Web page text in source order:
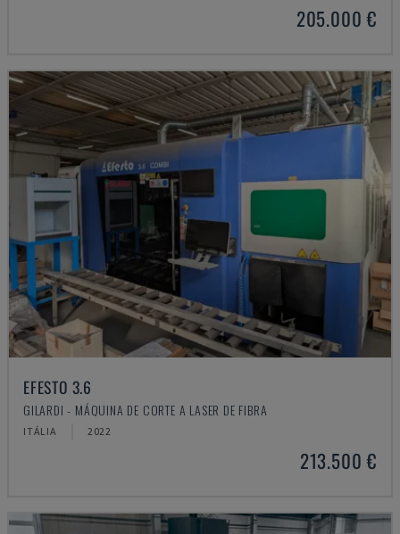
205.000 €
EFESTO 3.6
GILARDI - MÁQUINA DE CORTE A LASER DE FIBRA
ITÁLIA 2022
213.500 €